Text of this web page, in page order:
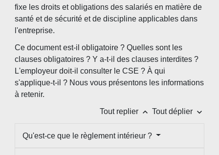
fixe les droits et obligations des salariés en matière de
santé et de sécurité et de discipline applicables dans
l'entreprise.
Ce document est-il obligatoire ? Quelles sont les
clauses obligatoires ? Y a-t-il des clauses interdites ?
L'employeur doit-il consulter le CSE ? À qui
s'applique-t-il ? Nous vous présentons les informations
à retenir.
Tout replier keyboard_arrow_up Tout déplier keyboard_arrow_down
Qu'est-ce que le règlement intérieur ?